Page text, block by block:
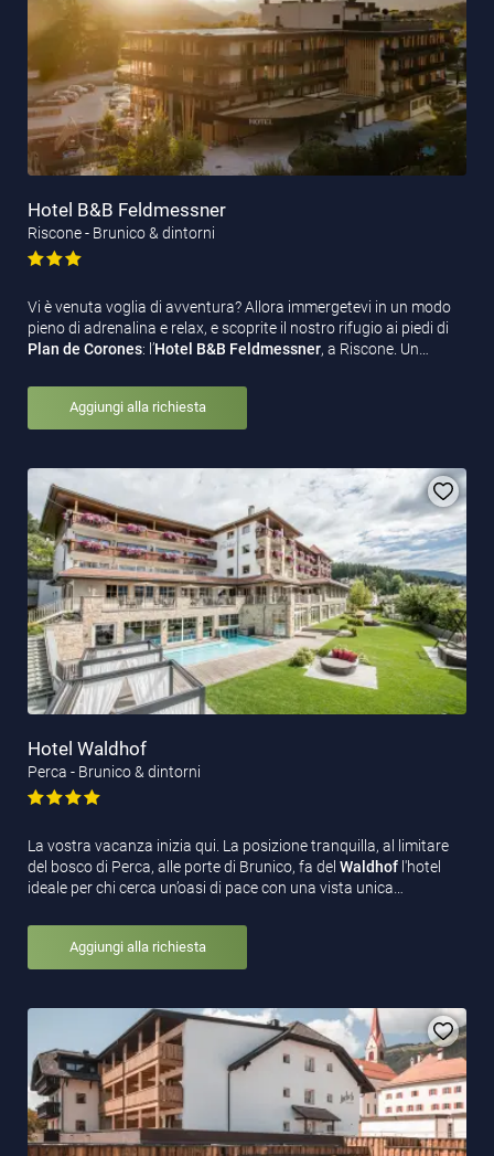
Hotel B&B Feldmessner
Riscone - Brunico & dintorni
Vi è venuta voglia di avventura? Allora immergetevi in un modo
pieno di adrenalina e relax, e scoprite il nostro rifugio ai piedi di
Plan de Corones: l’Hotel B&B Feldmessner, a Riscone. Un…
Aggiungi alla richiesta
Hotel Waldhof
Perca - Brunico & dintorni
La vostra vacanza inizia qui. La posizione tranquilla, al limitare
del bosco di Perca, alle porte di Brunico, fa del Waldhof l'hotel
ideale per chi cerca un’oasi di pace con una vista unica…
Aggiungi alla richiesta